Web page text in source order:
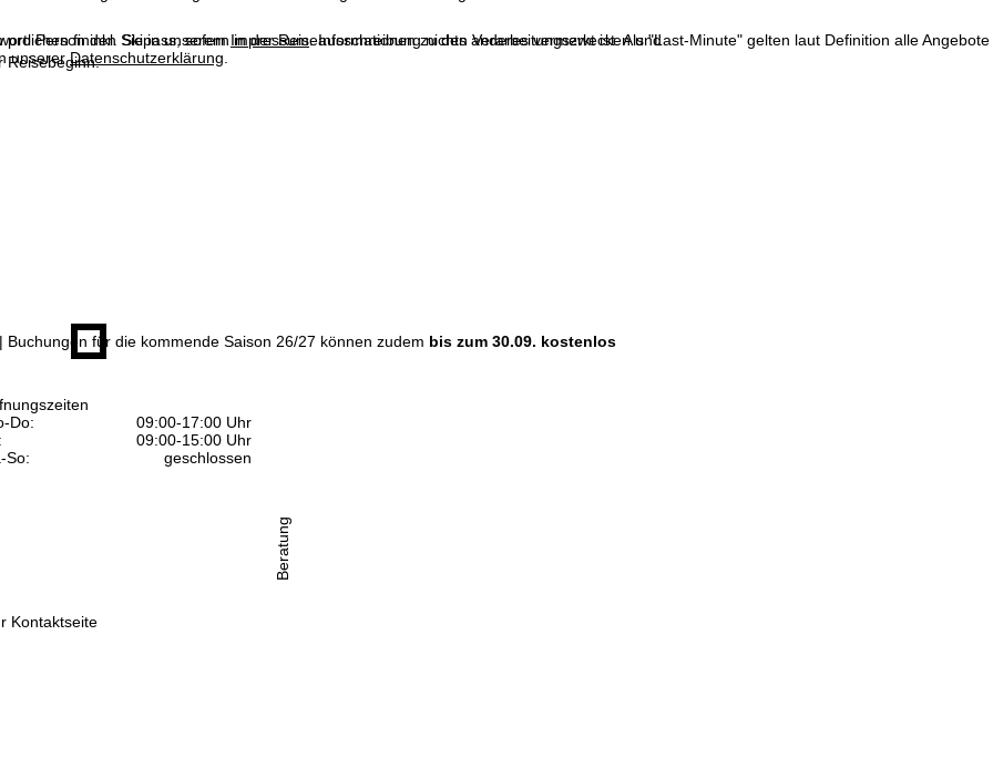
finden Sie in unseremImpressum. Informationen zu den Verarbeitungszwecken und
unsererDatenschutzerklärung
Do:
09:00-17:00 Uhr
09:00-15:00 Uhr
So:
geschlossen
Kontaktseite
Beratung
pro Person inkl. Skipass, sofern in der Reiseausschreibung nichts anderes vermerkt ist. Als "Last-Minute" gelten laut Definition alle Angebote
Reisebeginn.
für die kommende Saison 26/27 können zudem bis zum 30.09. kostenlos